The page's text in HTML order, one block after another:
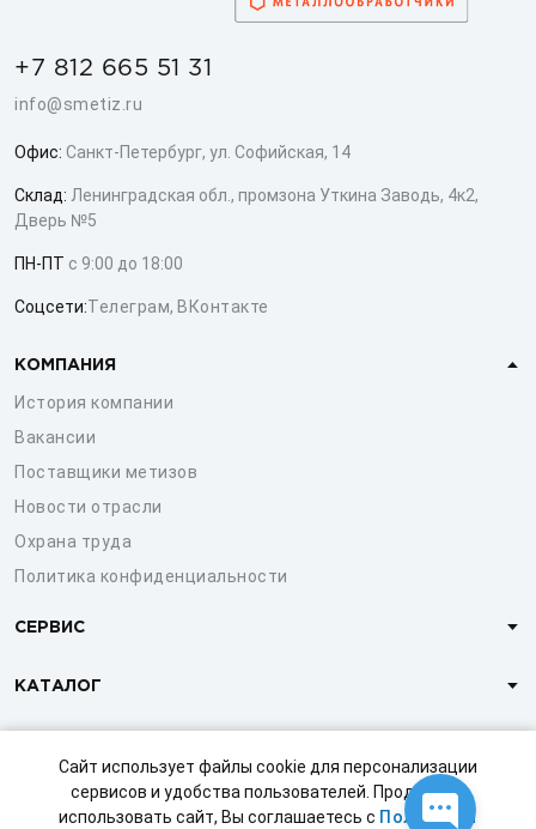
Сайт использует файлы cookie для персонализации
сервисов и удобства пользователей. Продолжая
использовать сайт, Вы соглашаетесь с Политикой
+7 812 665 51 31
info@smetiz.ru
Офис: Санкт-Петербург, ул. Софийская, 14
Склад: Ленинградская обл., промзона Уткина Заводь, 4к2,
Дверь №5
ПН-ПТ с 9:00 до 18:00
Соцсети:Телеграм, ВКонтакте
КОМПАНИЯ
История компании
Вакансии
Поставщики метизов
Новости отрасли
Охрана труда
Политика конфиденциальности
СЕРВИС
КАТАЛОГ